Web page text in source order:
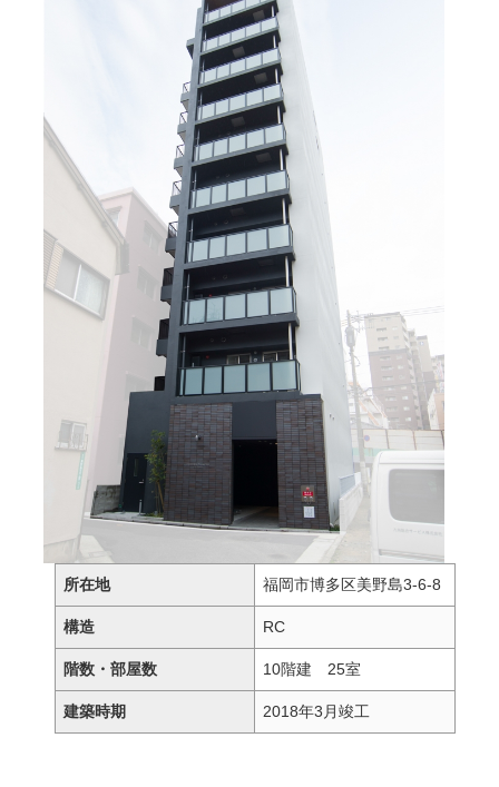
所在地 福岡市博多区美野島3-6-8
構造 RC
階数・部屋数 10階建 25室
建築時期 2018年3月竣工